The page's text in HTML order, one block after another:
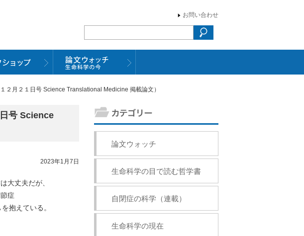
お問い合わせ
月２１日号 Science Translational Medicine 掲載論文）
号 Science
2023年1月7日
大丈夫だが、
症
抱えている。
論文ウォッチ
生命科学の目で読む哲学書
自閉症の科学（連載）
生命科学の現在